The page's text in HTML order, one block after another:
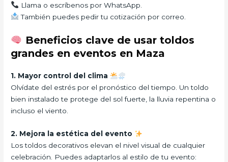
Llama o escríbenos por WhatsApp.
También puedes pedir tu cotización por correo.
Beneficios clave de usar toldos
grandes en eventos en Maza
1. Mayor control del clima
Olvídate del estrés por el pronóstico del tiempo. Un toldo
bien instalado te protege del sol fuerte, la lluvia repentina o
incluso el viento.
2. Mejora la estética del evento
Los toldos decorativos elevan el nivel visual de cualquier
celebración. Puedes adaptarlos al estilo de tu evento: